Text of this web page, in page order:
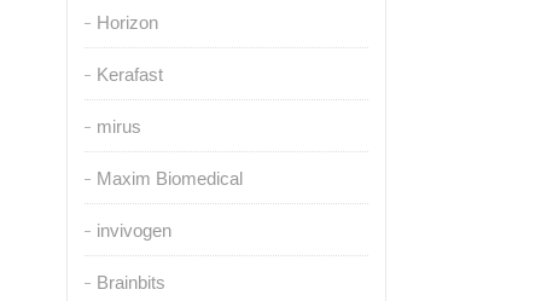
Horizon
Kerafast
mirus
Maxim Biomedical
invivogen
Brainbits